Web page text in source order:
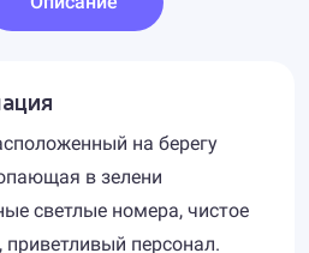
на берегу
в зелени
светлые номера, чистое
персонал.